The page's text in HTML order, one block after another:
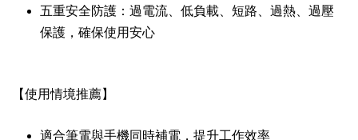
五重安全防護：過電流、低負載、短路、過熱、過壓
保護，確保使用安心
【使用情境推薦】
適合筆電與手機同時補電，提升工作效率